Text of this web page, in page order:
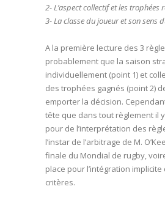
2- L’aspect collectif et les trophées
3- La classe du joueur et son sens
A la première lecture des 3
probablement que la saison
individuellement (point 1) et
des trophées gagnés (point 2)
emporter la décision.
tête que dans tout règlement il
pour de l’interprétation des
l’instar de l’arbitrage de M.
finale du Mondial de rugby,
place pour l’intégration
critères.